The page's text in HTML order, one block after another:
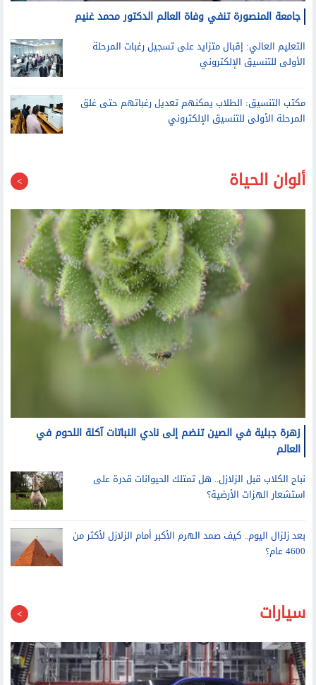
جامعة المنصورة تنفي وفاة العالم الدكتور محمد غنيم
التعليم العالي: إقبال متزايد على تسجيل رغبات المرحلة
الأولى للتنسيق الإلكتروني
مكتب التنسيق: الطلاب يمكنهم تعديل رغباتهم حتى غلق
المرحلة الأولى للتنسيق الإلكتروني
ألوان الحياة
زهرة جبلية في الصين تنضم إلى نادي النباتات آكلة اللحوم في
العالم
نباح الكلاب قبل الزلازل.. هل تمتلك الحيوانات قدرة على
استشعار الهزات الأرضية؟
بعد زلزال اليوم.. كيف صمد الهرم الأكبر أمام الزلازل لأكثر من
4600 عام؟
سيارات